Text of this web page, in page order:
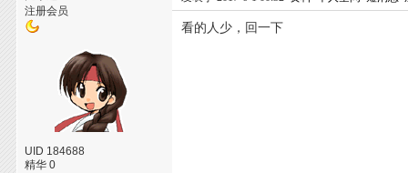
注册会员
UID 184688
精华 0
看的人少，回一下